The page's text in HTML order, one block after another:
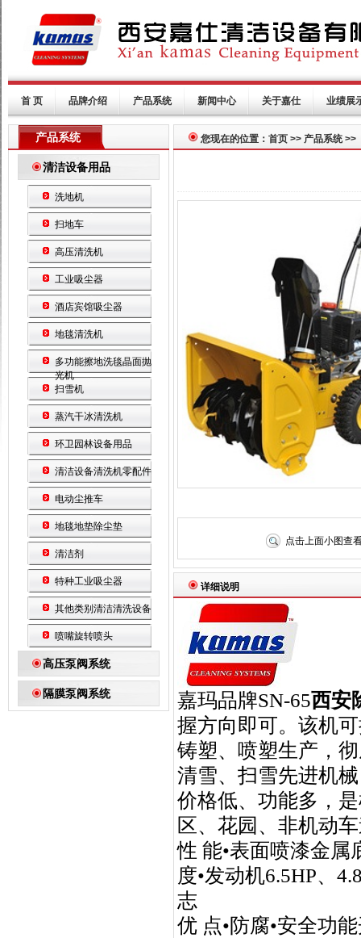
首 页 品牌介绍 产品系统 新闻中心 关于嘉仕 业绩展
产品系统
清洁设备用品
洗地机
扫地车
高压清洗机
工业吸尘器
酒店宾馆吸尘器
地毯清洗机
多功能擦地洗毯晶面抛
光机
扫雪机
蒸汽干冰清洗机
环卫园林设备用品
清洁设备清洗机零配件
电动尘推车
地毯地垫除尘垫
清洁剂
特种工业吸尘器
其他类别清洁清洗设备
喷嘴旋转喷头
高压泵阀系统
隔膜泵阀系统
您现在的位置：首页 >> 产品系统 >>
点击上面小图查
详细说明
嘉玛品牌SN-65西安
握方向即可。该机
铸塑、喷塑生产，
清雪、扫雪先进机
价格低、功能多，
区、花园、非机动
性 能•表面喷漆金属
度•发动机6.5HP、
志
优 点•防腐•安全功